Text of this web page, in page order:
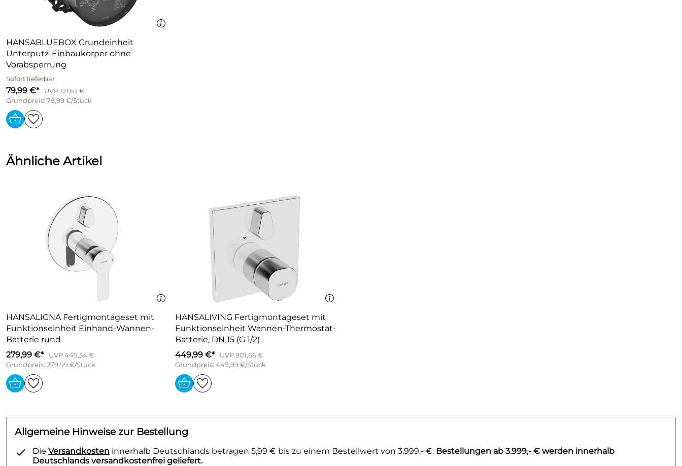
HANSABLUEBOX Grundeinheit
Unterputz-Einbaukörper ohne
Vorabsperrung
Sofort lieferbar
79,99 €*
UVP 121,62 €
Grundpreis: 79,99 €/Stück
Ähnliche Artikel
HANSALIGNA Fertigmontageset mit
Funktionseinheit Einhand-Wannen-
Batterie rund
279,99 €*
UVP 449,34 €
Grundpreis: 279,99 €/Stück
HANSALIVING Fertigmontageset mit
Funktionseinheit Wannen-Thermostat-
Batterie, DN 15 (G 1/2)
449,99 €*
UVP 901,66 €
Grundpreis: 449,99 €/Stück
Allgemeine Hinweise zur Bestellung
Die Versandkosten innerhalb Deutschlands betragen 5,99 € bis zu einem Bestellwert von 3.999,- €. Bestellungen ab 3.999,- € werden innerhalb
Deutschlands versandkostenfrei geliefert.